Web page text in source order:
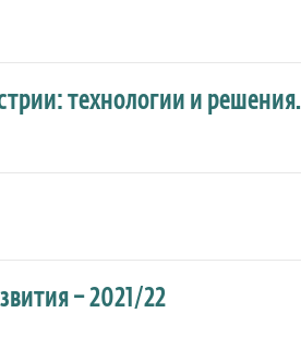
технологии и решения.
– 2021/22